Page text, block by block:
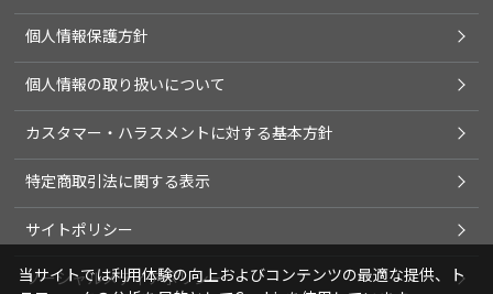
個人情報保護方針
個人情報の取り扱いについて
カスタマー・ハラスメントに対する基本方針
特定商取引法に関する表示
サイトポリシー
ソーシャルメディアポリシー
当サイトでは利用体験の向上およびコンテンツの最適な提供、ト